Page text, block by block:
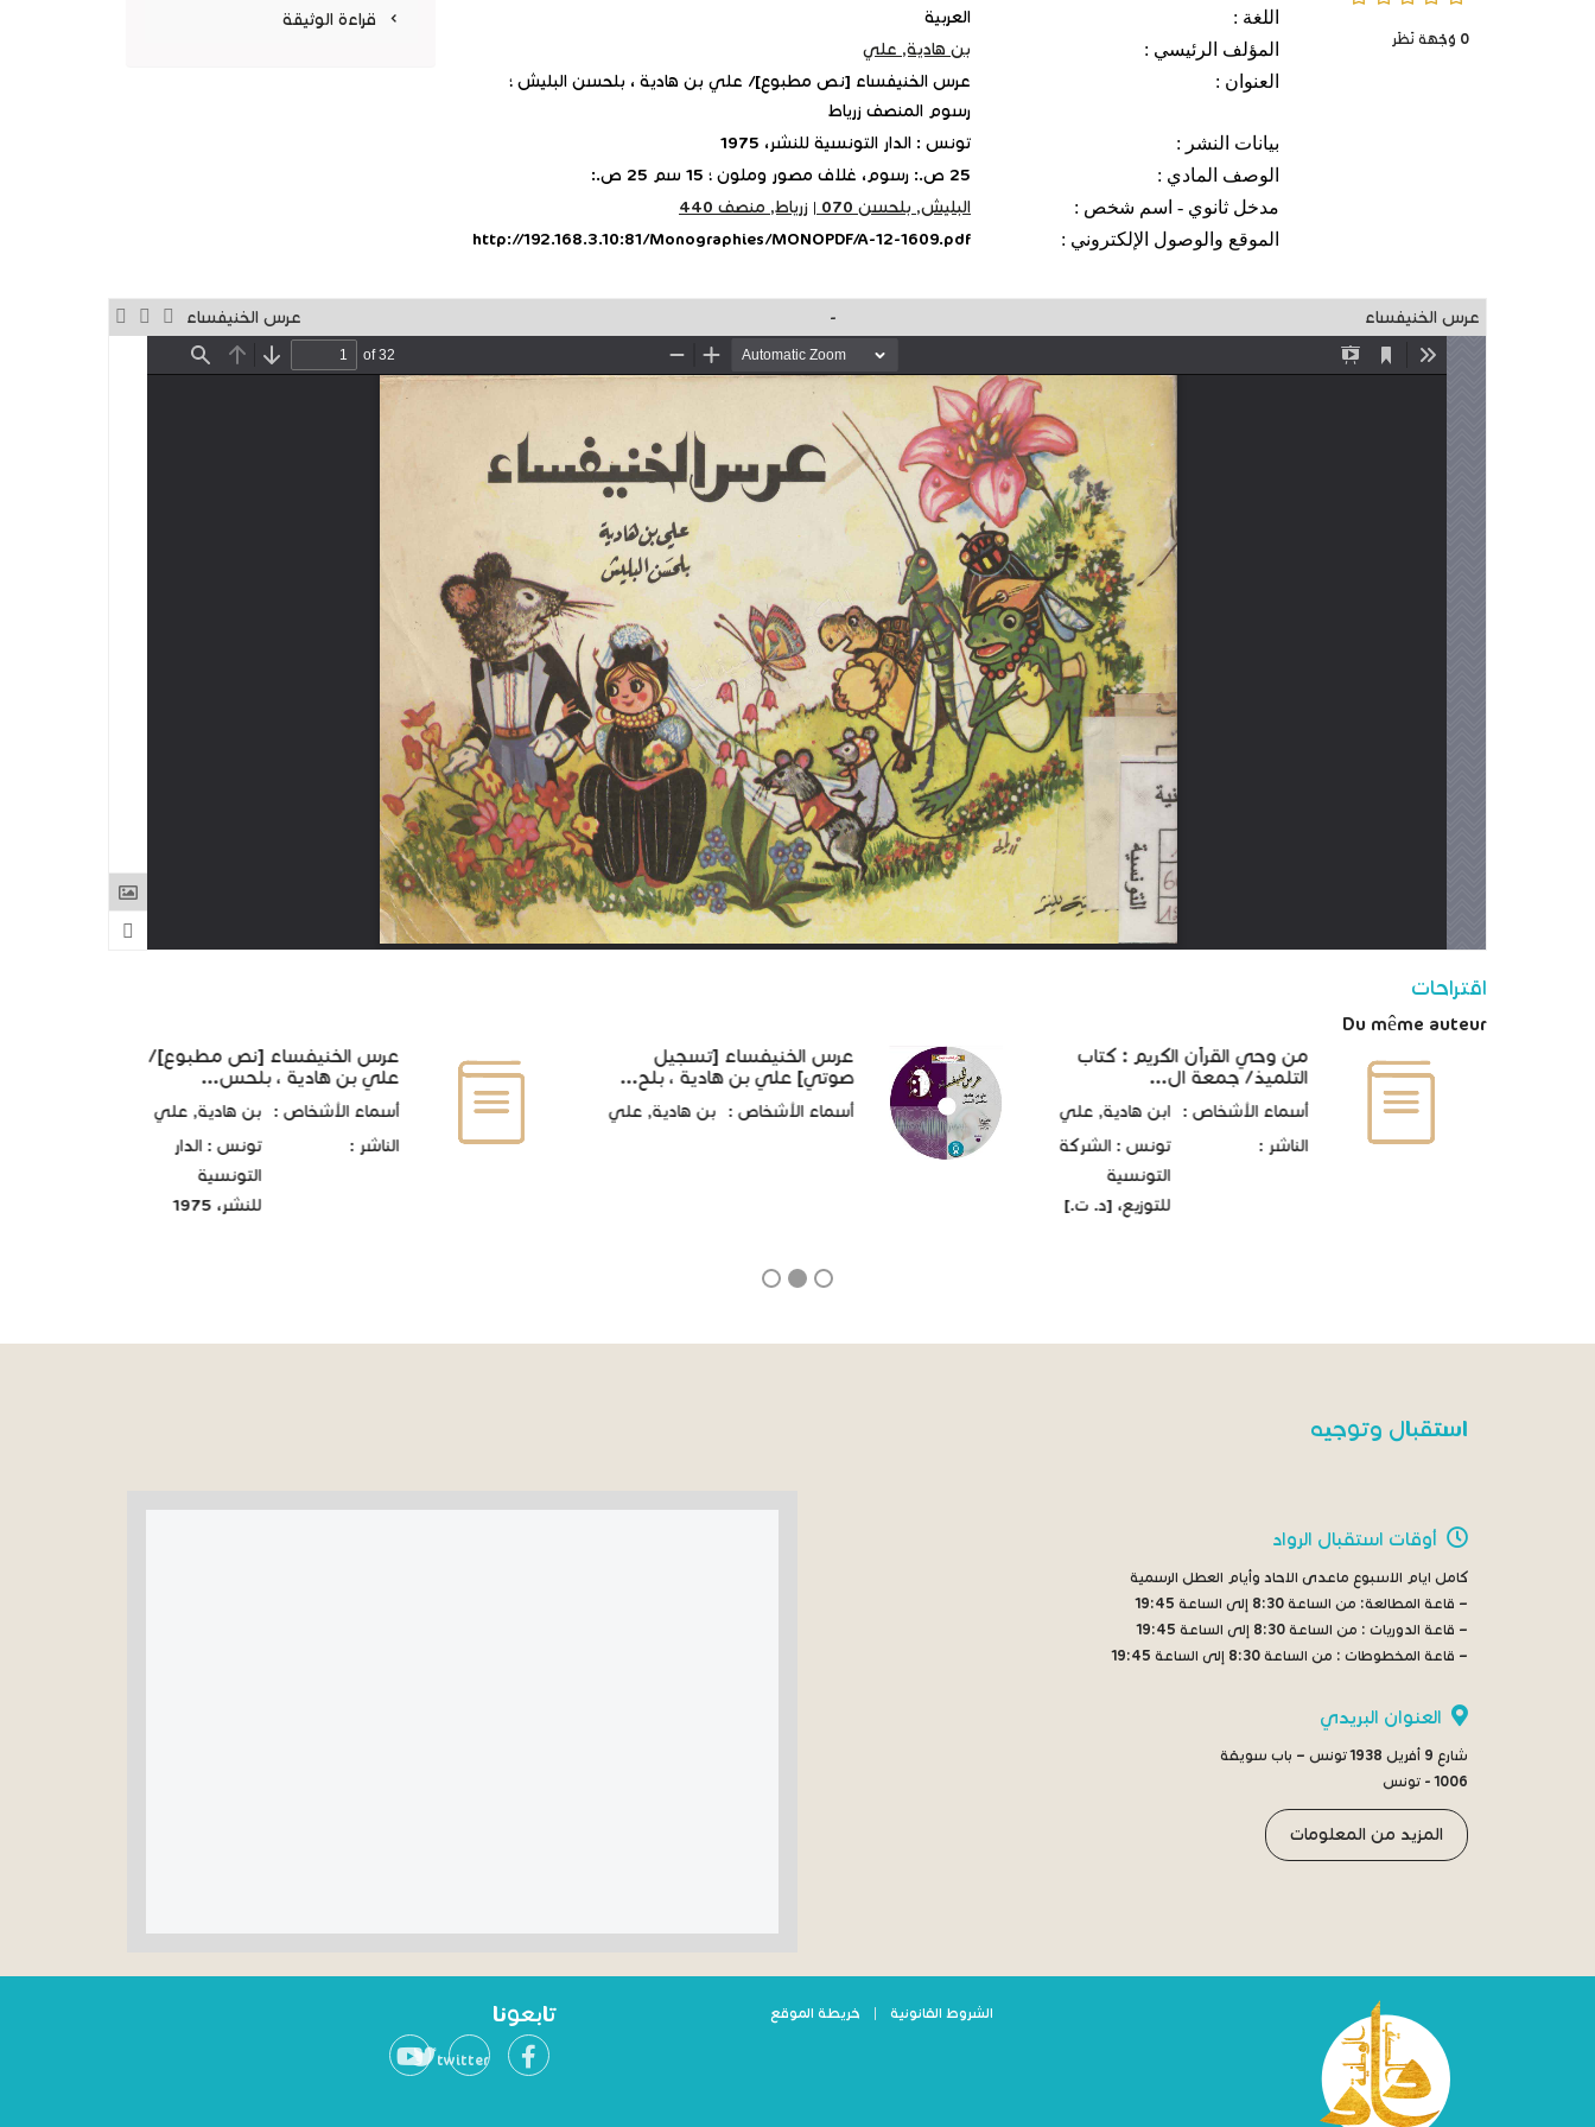
0 وُجْهَة نَظَر
اللغة :
العربية
المؤلف الرئيسي :
بن هادية, علي
العنوان :
عرس الخنيفساء [نص مطبوع]/ علي بن هادية ، بلحسن البليش ؛
رسوم المنصف زرياط
بيانات النشر :
تونس : الدار التونسية للنشر، 1975
الوصف المادي :
25 ص.: رسوم، غلاف مصور وملون ؛ 15 سم 25 ص.:
مدخل ثانوي - اسم شخص :
البليش, بلحسن ‏070 | زرياط, منصف ‏440
الموقع والوصول الإلكتروني :
http://192.168.3.10:81/Monographies/MONOPDF/A-12-1609.pdf
قراءة الوثيقة
عرس الخنيفساء - عرس الخنيفساء
اقتراحات
Du même auteur
عرس الخنيفساء [تسجيل
صوتي] علي بن هادية ، بلح...
أسماء الأشخاص : بن هادية, علي
من وحي القرآن الكريم : كتاب
التلميذ/ جمعة ال...
أسماء الأشخاص :
ابن هادية, علي
الناشر :
تونس : الشركة
التونسية
للتوزيع، [د. ت.]
عرس الخنيفساء [نص مطبوع]/
علي بن هادية ، بلحس...
أسماء الأشخاص :
بن هادية, علي
الناشر :
تونس : الدار
التونسية
للنشر، 1975
استقبال وتوجيه
أوقات استقبال الرواد
كامل ايام الاسبوع ماعدى الاحاد وأيام العطل الرسمية
– قاعة المطالعة: من الساعة 8:30 إلى الساعة 19:45
– قاعة الدوريات : من الساعة 8:30 إلى الساعة 19:45
– قاعة المخطوطات : من الساعة 8:30 إلى الساعة 19:45
العنوان البريدي
شارع 9 أفريل 1938 تونس – باب سويقة
1006 - تونس
المزيد من المعلومات
الشروط القانونية | خريطة الموقع تابعونا
twitter